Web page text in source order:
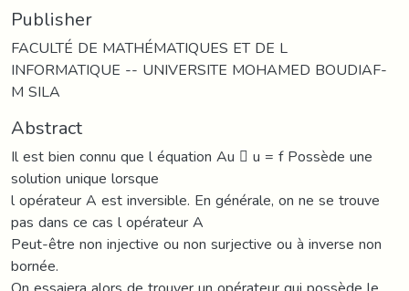
Publisher
FACULTÉ DE MATHÉMATIQUES ET DE L
INFORMATIQUE -- UNIVERSITE MOHAMED BOUDIAF-
M SILA
Abstract
Il est bien connu que l équation Au 􀀀 u = f Possède une
solution unique lorsque
l opérateur A est inversible. En générale, on ne se trouve
pas dans ce cas l opérateur A
Peut-être non injective ou non surjective ou à inverse non
bornée.